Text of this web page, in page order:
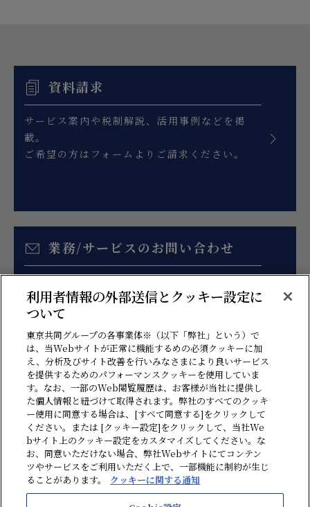
資料請求
サービス案内や税制解説、活用事例などを掲
載。
ご希望の方はフォームよりご請求ください。
業務/サービスのお問い合わせ
お問い合わせください。
情報セキュリティ方針 プライバシーポリシー ソーシャルメディアポリシー
クッキーに関する通知 反社会勢力に対する基本方針 贈収賄・汚職防止方針
利用者情報の外部送信とクッキー設定に
ついて
東京共同グループの各事業体※（以下「弊社」という）で
は、当Webサイトが正常に機能するめの必須クッキーに加
え、分析及びサイト改善を行いみなさまにより良いサービス
を提供するためのパフォーマンスクッキーを使用していま
す。なお、一部のWeb閲覧履歴は、お客様が当社に提供し
た個人情報と紐づけて取得されます。弊社のすべてのクッキ
ー使用に同意する場合は、[すべて同意する]をクリックして
ください。または [クッキー設定]をクリックして、当社We
bサイト上のクッキー設定をカスタマイズしてください。な
お、同意いただけない場合、弊社Webサイトにてコンテン
ツやサービスをご利用いただく上で、一部機能に制約が生じ
ることがあります。
クッキーに関する通知